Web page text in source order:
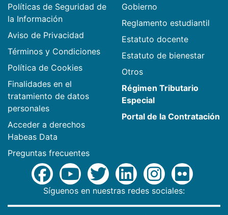
Políticas de Seguridad de
la Información
Aviso de Privacidad
Términos y Condiciones
Política de Cookies
Finalidades en el
tratamiento de datos
personales
Acceder a derechos
Habeas Data
Preguntas frecuentes
Gobierno
Reglamento estudiantil
Estatuto docente
Estatuto de bienestar
Otros
Régimen Tributario
Especial
Portal de la Contratación
Síguenos en nuestras redes sociales: